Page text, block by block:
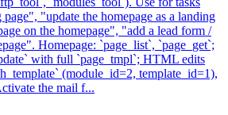
"update the homepage as a landing
on the homepage", "add a lead form /
Homepage: `page_list`, `page_get`;
with full `page_tmpl`; HTML edits
(module_id=2, template_id=1),
the mail f...